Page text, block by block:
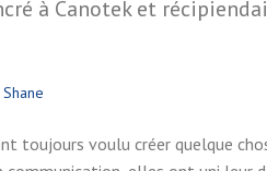
toujours voulu créer quelque